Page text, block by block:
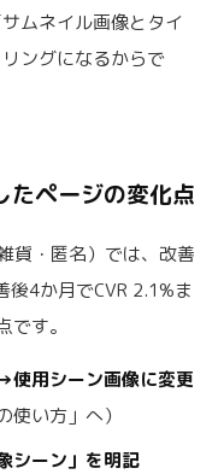
ムネイル画像とタイ
ングになるからで
ページの変化点
貨・匿名）では、改善
後4か月でCVR 2.1%ま
す。
使用シーン画像に変更
使い方」へ）
シーン」を明記